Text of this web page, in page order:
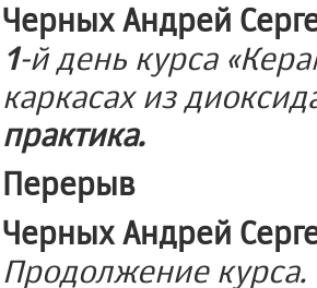
Черных Андрей
1-й день курса
каркасах из
практика.
Перерыв
Черных Андрей
Продолжение курса.